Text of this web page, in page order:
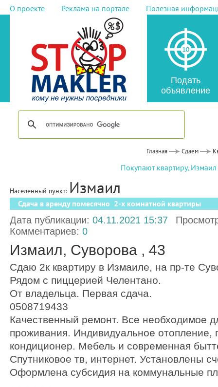
О проекте Реклама на портале Полезная
Подать
объявление
Главная Сдаем
Покупают квартиру, Измаил
Населенный пункт: Измаил
Сдача в аренду помесячно 2-х комнатной квартиры
Дата публикации: 04.11.2021 15:37
Комментариев: 0
Измаил, Суворова , 43
Сдаю 2к квартиру в Измаиле, на пр-те
Рядом с пиццерией Челентано.
От владельца. Первая сдача.
0508719433
Качественный ремонт. Все необходимое
проживания. Индивидуальное отопление,
кондиционер. Мебель и современная
Спутниковое тв, интернет. Установлены
Оформлена субсидия на коммунальные